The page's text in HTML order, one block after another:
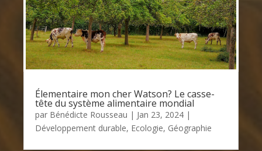
Élementaire mon cher Watson? Le casse-
tête du système alimentaire mondial
par Bénédicte Rousseau | Jan 23, 2024 |
Développement durable, Ecologie, Géographie